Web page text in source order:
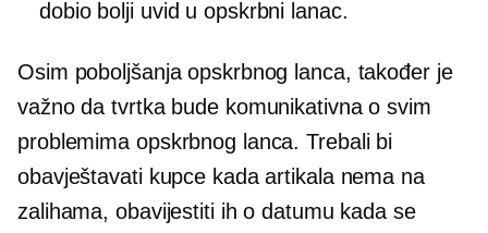
dobio bolji uvid u opskrbni lanac.
Osim poboljšanja opskrbnog lanca, također je
važno da tvrtka bude komunikativna o svim
problemima opskrbnog lanca. Trebali bi
obavještavati kupce kada artikala nema na
zalihama, obavijestiti ih o datumu kada se